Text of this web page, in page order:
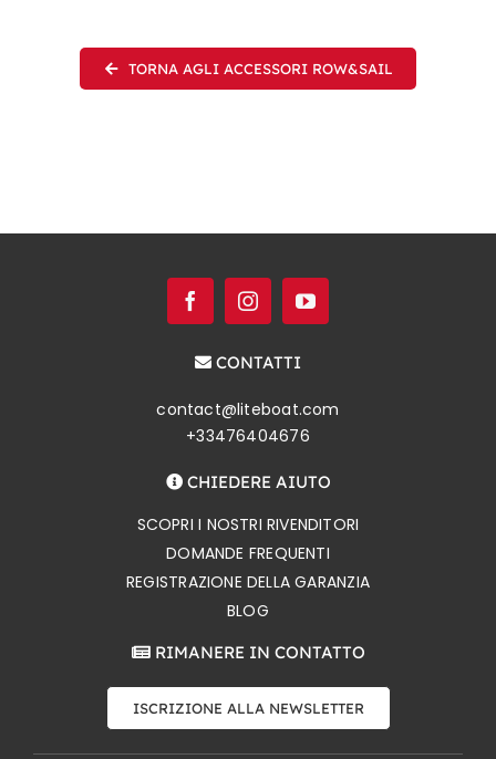
TORNA AGLI ACCESSORI ROW&SAIL
CONTATTI
contact@liteboat.com
+33476404676
CHIEDERE AIUTO
SCOPRI I NOSTRI RIVENDITORI
DOMANDE FREQUENTI
REGISTRAZIONE DELLA GARANZIA
BLOG
RIMANERE IN CONTATTO
ISCRIZIONE ALLA NEWSLETTER